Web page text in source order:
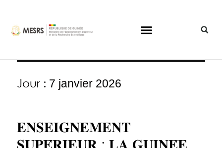
Jour : 7 janvier 2026
𝐄𝐍𝐒𝐄𝐈𝐆𝐍𝐄𝐌𝐄𝐍𝐓
𝐒𝐔𝐏𝐄́𝐑𝐈𝐄𝐔𝐑 : 𝐋𝐀 𝐆𝐔𝐈𝐍𝐄́𝐄